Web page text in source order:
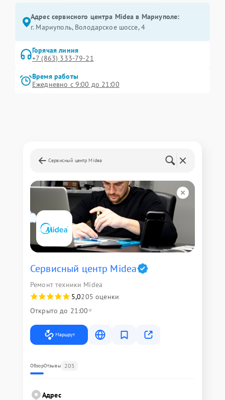
Адрес сервисного центра Midea в Мариуполе:
г. Мариуполь, Володарское шоссе, 4
Горячая линия
+7 (863) 333-79-21
Время работы
Ежедневно с 9:00 до 21:00
Сервисный центр Midea
Сервисный центр Midea
Ремонт техники Midea
5,0205 оценки
Открыто до 21:00
Маршрут
ОбзорОтзывы 205
Адрес